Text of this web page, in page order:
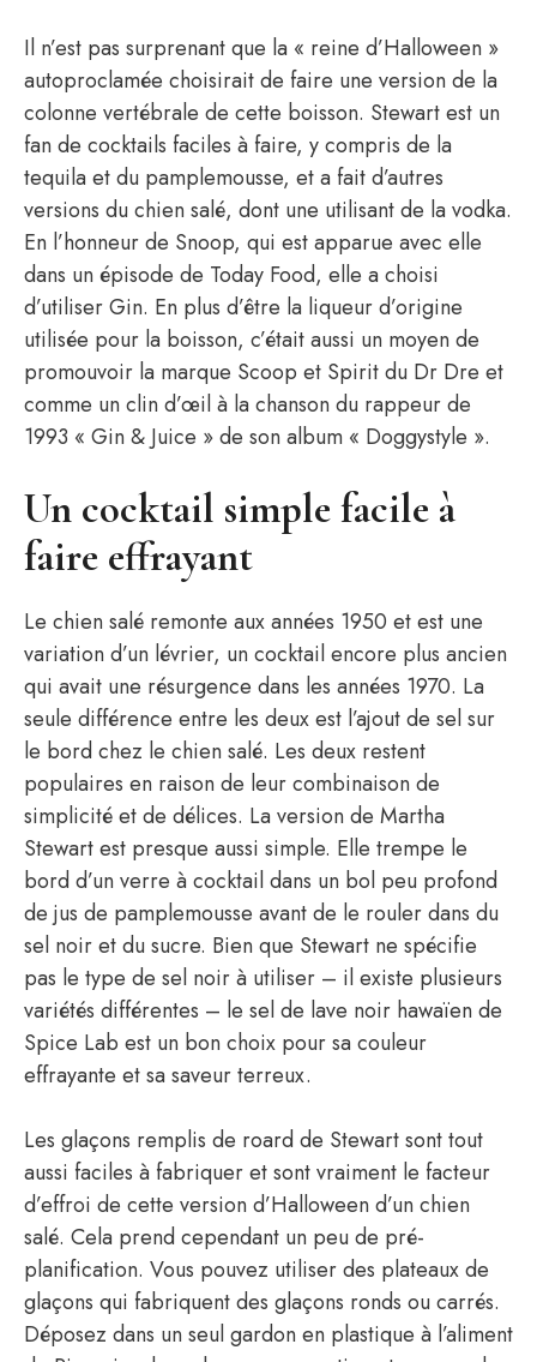
Il n’est pas surprenant que la « reine d’Halloween »
autoproclamée choisirait de faire une version de la
colonne vertébrale de cette boisson. Stewart est un
fan de cocktails faciles à faire, y compris de la
tequila et du pamplemousse, et a fait d’autres
versions du chien salé, dont une utilisant de la vodka.
En l’honneur de Snoop, qui est apparue avec elle
dans un épisode de Today Food, elle a choisi
d’utiliser Gin. En plus d’être la liqueur d’origine
utilisée pour la boisson, c’était aussi un moyen de
promouvoir la marque Scoop et Spirit du Dr Dre et
comme un clin d’œil à la chanson du rappeur de
1993 « Gin & Juice » de son album « Doggystyle ».
Un cocktail simple facile à
faire effrayant
Le chien salé remonte aux années 1950 et est une
variation d’un lévrier, un cocktail encore plus ancien
qui avait une résurgence dans les années 1970. La
seule différence entre les deux est l’ajout de sel sur
le bord chez le chien salé. Les deux restent
populaires en raison de leur combinaison de
simplicité et de délices. La version de Martha
Stewart est presque aussi simple. Elle trempe le
bord d’un verre à cocktail dans un bol peu profond
de jus de pamplemousse avant de le rouler dans du
sel noir et du sucre. Bien que Stewart ne spécifie
pas le type de sel noir à utiliser – il existe plusieurs
variétés différentes – le sel de lave noir hawaïen de
Spice Lab est un bon choix pour sa couleur
effrayante et sa saveur terreux.
Les glaçons remplis de roard de Stewart sont tout
aussi faciles à fabriquer et sont vraiment le facteur
d’effroi de cette version d’Halloween d’un chien
salé. Cela prend cependant un peu de pré-
planification. Vous pouvez utiliser des plateaux de
glaçons qui fabriquent des glaçons ronds ou carrés.
Déposez dans un seul gardon en plastique à l’aliment